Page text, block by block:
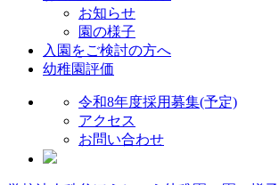
お知らせ
園の様子
入園をご検討の方へ
幼稚園評価
令和8年度採用募集(予定)
アクセス
お問い合わせ